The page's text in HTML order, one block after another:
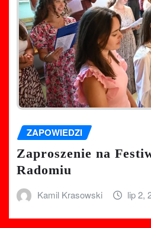
ZAPOWIEDZI
Zaproszenie na
Radomiu
Kamil Krasowski lip 2,